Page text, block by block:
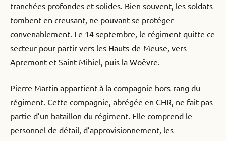
tranchées profondes et solides. Bien souvent, les soldats
tombent en creusant, ne pouvant se protéger
convenablement. Le 14 septembre, le régiment quitte ce
secteur pour partir vers les Hauts-de-Meuse, vers
Apremont et Saint-Mihiel, puis la Woëvre.
Pierre Martin appartient à la compagnie hors-rang du
régiment. Cette compagnie, abrégée en CHR, ne fait pas
partie d’un bataillon du régiment. Elle comprend le
personnel de détail, d’approvisionnement, les